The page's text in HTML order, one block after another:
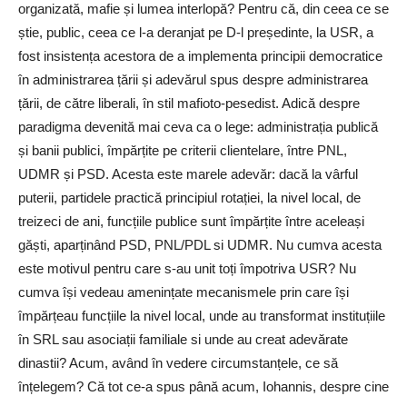
organizată, mafie și lumea interlopă? Pentru că, din ceea ce se
știe, public, ceea ce l-a deranjat pe D-l președinte, la USR, a
fost insistența acestora de a implementa principii democratice
în administrarea țării și adevărul spus despre administrarea
țării, de către liberali, în stil mafioto-pesedist. Adică despre
paradigma devenită mai ceva ca o lege: administrația publică
și banii publici, împărțite pe criterii clientelare, între PNL,
UDMR și PSD. Acesta este marele adevăr: dacă la vârful
puterii, partidele practică principiul rotației, la nivel local, de
treizeci de ani, funcțiile publice sunt împărțite între aceleași
găști, aparținând PSD, PNL/PDL si UDMR. Nu cumva acesta
este motivul pentru care s-au unit toți împotriva USR? Nu
cumva își vedeau amenințate mecanismele prin care își
împărțeau funcțiile la nivel local, unde au transformat instituțiile
în SRL sau asociații familiale si unde au creat adevărate
dinastii? Acum, având în vedere circumstanțele, ce să
înțelegem? Că tot ce-a spus până acum, Iohannis, despre cine